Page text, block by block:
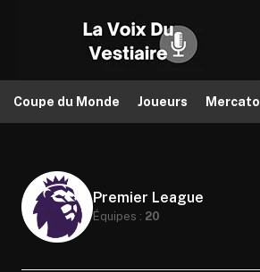
Coupe du Monde Joueurs Mercato
Premier League
Équipes : 20